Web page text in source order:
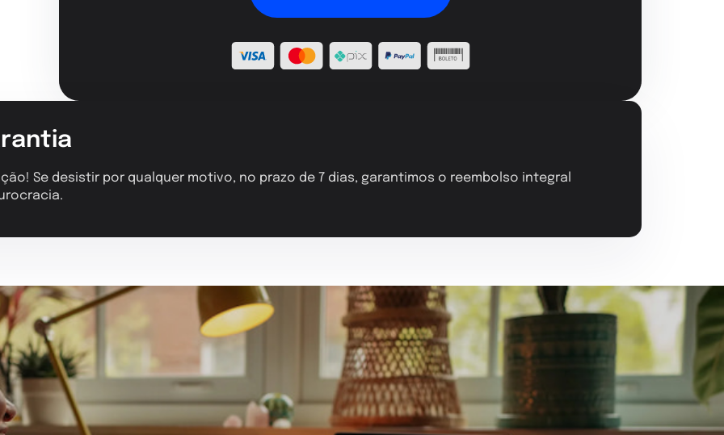
Se desistir por qualquer motivo, no prazo de 7 dias, garantimos o reembolso integral